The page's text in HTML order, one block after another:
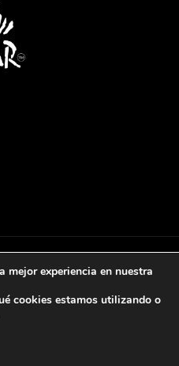
-Aviso Legal|Política de
de cookies
experiencia en nuestra
cookies estamos utilizando o